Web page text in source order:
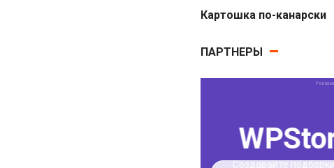
Картошка по-канарски
ПАРТНЕРЫ